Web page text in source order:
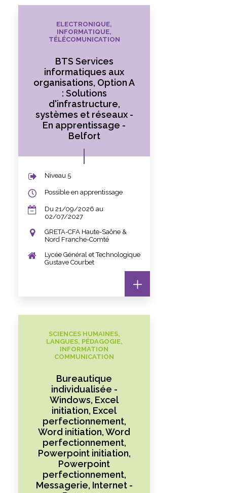
ELECTRONIQUE,
INFORMATIQUE,
TÉLÉCOMUNICATION
BTS Services
informatiques aux
organisations, Option A
: Solutions
d'infrastructure,
systèmes et réseaux -
En apprentissage -
Belfort
Niveau 5
Possible en apprentissage
Du 21/09/2026 au
02/07/2027
GRETA-CFA Haute-Saône &
Nord Franche-Comté
Lycée Général et Technologique
Gustave Courbet
SCIENCES HUMAINES,
LANGUES, PÉDAGOGIE,
INFORMATION
COMMUNICATION
Bureautique
individualisée -
Windows, Excel
initiation, Excel
perfectionnement,
Word initiation, Word
perfectionnement,
Powerpoint initiation,
Powerpoint
perfectionnement,
Messagerie, Internet -